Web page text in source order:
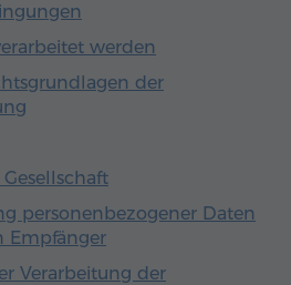
werden
der
personenbezogener Daten
Empfänger
Verarbeitung der